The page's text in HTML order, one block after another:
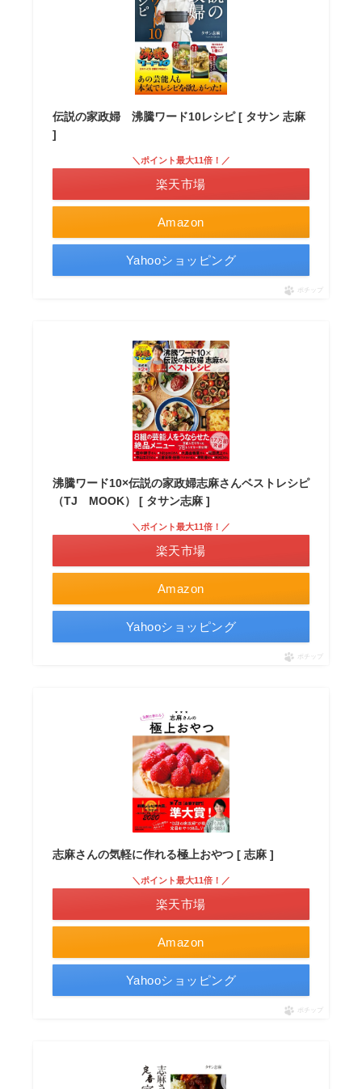
伝説の家政婦 沸騰ワード10レシピ [ タサン 志麻
]
Amazon
＼ポイント最大11倍！／
楽天市場
Yahooショッピング
ポチップ
沸騰ワード10×伝説の家政婦志麻さんベストレシピ
（TJ MOOK） [ タサン志麻 ]
Amazon
＼ポイント最大11倍！／
楽天市場
Yahooショッピング
ポチップ
志麻さんの気軽に作れる極上おやつ [ 志麻 ]
Amazon
＼ポイント最大11倍！／
楽天市場
Yahooショッピング
ポチップ